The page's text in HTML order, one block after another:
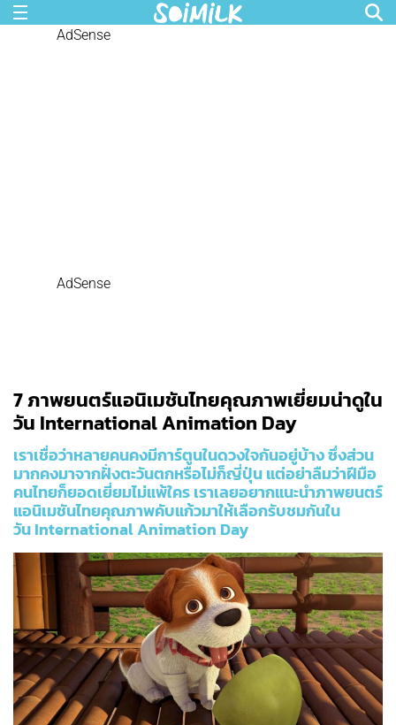
AdSense
AdSense
7 ภาพยนตร์แอนิเมชันไทยคุณภาพเยี่ยมน่าดูใน
วัน International Animation Day
เราเชื่อว่าหลายคนคงมีการ์ตูนในดวงใจกันอยู่บ้าง ซึ่งส่วน
มากคงมาจากฝั่งตะวันตกหรือไม่ก็ญี่ปุ่น แต่อย่าลืมว่าฝีมือ
คนไทยก็ยอดเยี่ยมไม่แพ้ใคร เราเลยอยากแนะนำภาพยนตร์
แอนิเมชันไทยคุณภาพคับแก้วมาให้เลือกรับชมกันใน
วันInternational Animation Day